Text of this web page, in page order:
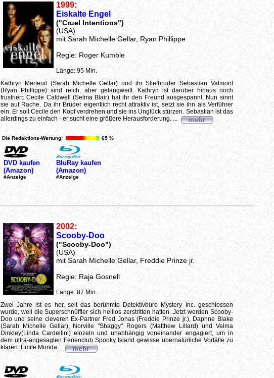
1999:
Eiskalte Engel
("Cruel Intentions")
(USA)
mit Sarah Michelle Gellar, Ryan Phillippe
Regie: Roger Kumble
Länge: 95 Min.
Kathryn Merteuil (Sarah Michelle Gellar) und ihr Stiefbruder Sebastian Valmont
(Ryan Phillippe) sind reich, aber gelangweilt. Kathryn ist darüber hinaus noch
frustriert: Cecile Caldwell (Selma Blair) hat ihr den Freund ausgespannt. Nun sinnt
sie auf Rache. Da ihr Bruder eigentlich recht attraktiv ist, setzt sie ihn als Verführer
ein: Er soll Cecile den Kopf verdrehen und sie ins Unglück stürzen. Sebastian ist das
allerdings zu einfach - er sucht eine größere Herausforderung. ...
Die Redaktions-Wertung: 65 %
DVD kaufen
(Amazon)
#Anzeige
BluRay kaufen
(Amazon)
#Anzeige
2002:
Scooby-Doo
("Scooby-Doo")
(USA)
mit Sarah Michelle Gellar, Freddie Prinze jr.
Regie: Raja Gosnell
Länge: 87 Min.
Zwei Jahre ist es her, seit das berühmte Detektivbüro Mystery Inc. geschlossen
wurde, weil die Superschnüffler sich heillos zerstritten hatten. Jetzt werden Scooby-
Doo und seine cleveren Ex-Partner Fred Jonas (Freddie Prinze jr.), Daphne Blake
(Sarah Michelle Gellar), Norville "Shaggy" Rogers (Matthew Lillard) und Velma
Dinkley(Linda Cardellini) einzeln und unabhängig voneinander engagiert, um in
dem ultra-angesagten Ferienclub Spooky Island gewisse übernatürliche Vorfälle zu
klären. Emile Monda...